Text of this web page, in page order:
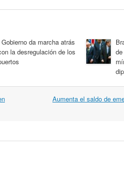
da marcha atrás
la desregulación de los
Aumenta el saldo de